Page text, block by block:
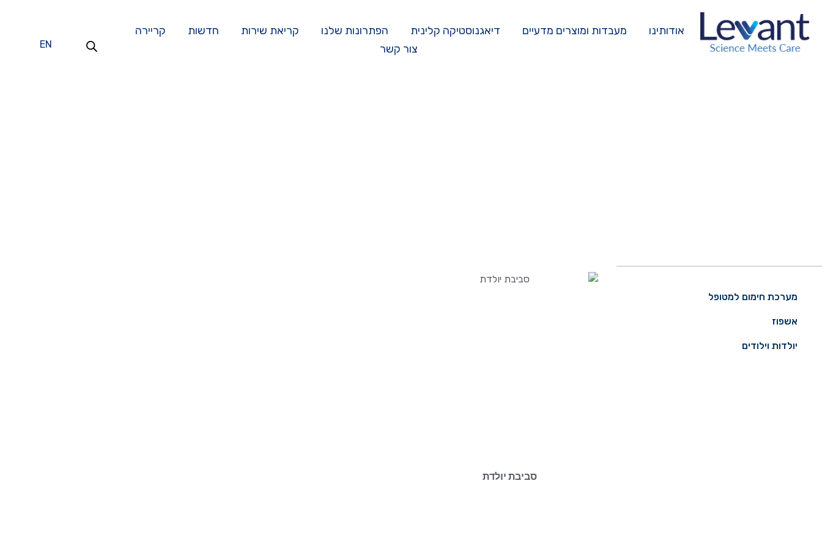
אודותינו מעבדות ומוצרים מדעיים דיאגנוסטיקה קלינית הפתרונות שלנו קריאת שירות חדשות
קריירה
צור קשר
EN
מערכת חימום למטופל
אשפוז
יולדות וילודים
סביבת יולדת